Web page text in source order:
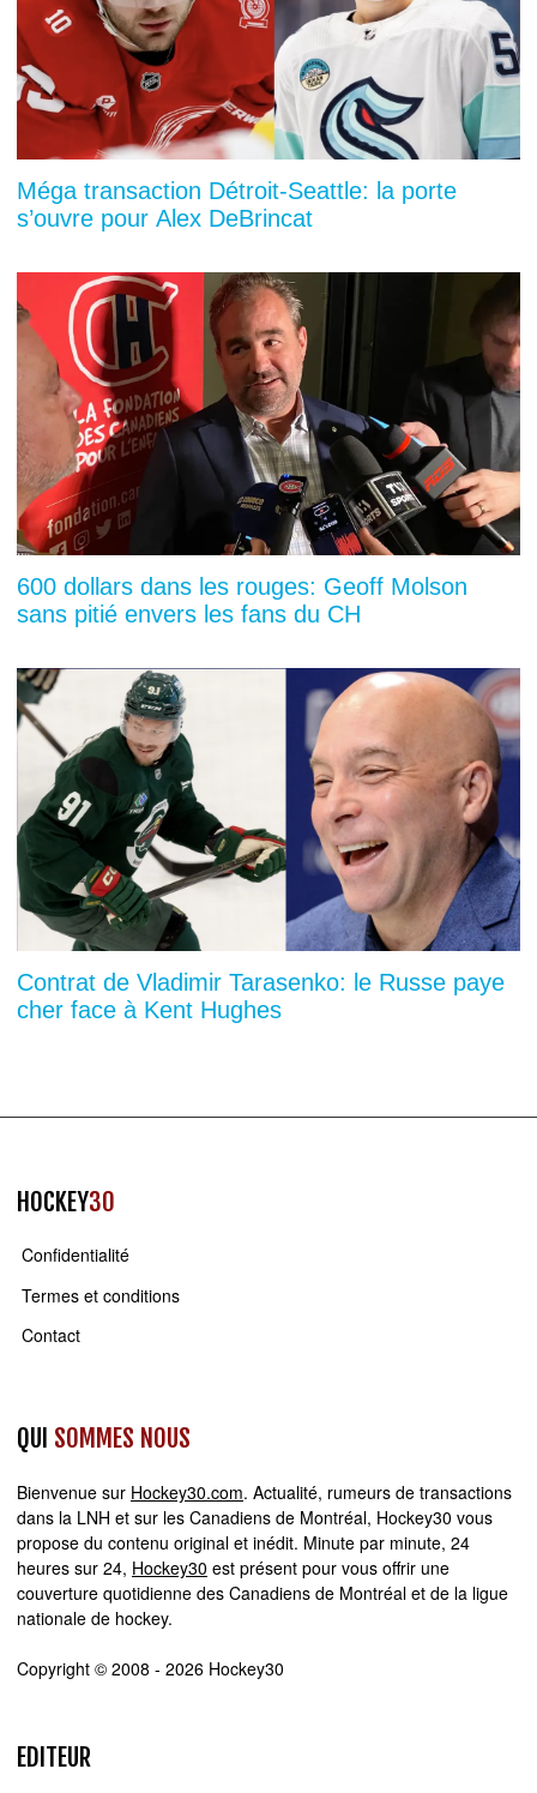
Méga transaction Détroit-Seattle: la porte
s’ouvre pour Alex DeBrincat
600 dollars dans les rouges: Geoff Molson
sans pitié envers les fans du CH
Contrat de Vladimir Tarasenko: le Russe paye
cher face à Kent Hughes
HOCKEY30
Confidentialité
Termes et conditions
Contact
QUI SOMMES NOUS
Bienvenue sur Hockey30.com. Actualité, rumeurs de transactions
dans la LNH et sur les Canadiens de Montréal, Hockey30 vous
propose du contenu original et inédit. Minute par minute, 24
heures sur 24, Hockey30 est présent pour vous offrir une
couverture quotidienne des Canadiens de Montréal et de la ligue
nationale de hockey.
Copyright © 2008 - 2026 Hockey30
EDITEUR